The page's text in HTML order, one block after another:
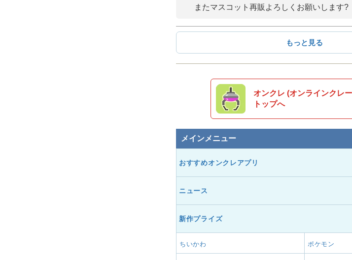
またマスコット再販よろしくお願いします?
もっと見る
オンクレ (オンラインクレ
トップへ
メインメニュー
おすすめオンクレアプリ
ニュース
新作プライズ
ちいかわ ポケモン